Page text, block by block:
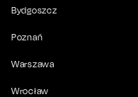
Bydgoszcz
Poznań
Warszawa
Wrocław